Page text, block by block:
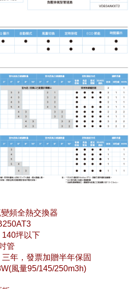
頻全熱交換器
坪以下
管
年，發票加贈半年保固
風量95/145/250m3h)